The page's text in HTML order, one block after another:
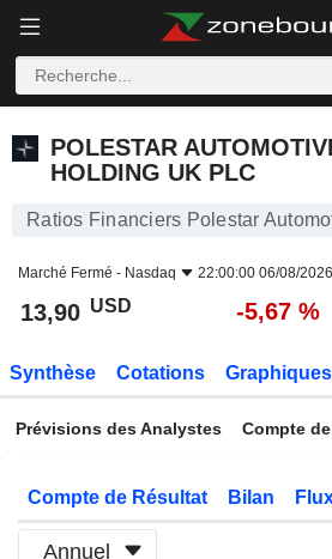
POLESTAR
HOLDING UK PLC
Ratios Financiers Polestar
Marché Fermé - Nasdaq 22:00:00 06/08/2026
13,90 USD -5,67 %
Synthèse Cotations Graphiques
Prévisions des Analystes Compte
Compte de Résultat Bilan
Annuel